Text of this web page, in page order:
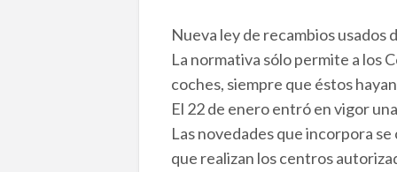
Nueva ley de recambios usados
La normativa sólo permite a los
coches, siempre que éstos
El 22 de enero entró en vigor
Las novedades que incorpora
que realizan los centros